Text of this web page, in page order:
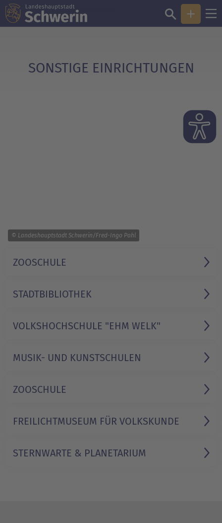
Sie sind hier: Sonstige Einrichtungen
SONSTIGE EINRICHTUNGEN
© Landeshauptstadt Schwerin/Fred-Ingo Pahl
ZOOSCHULE
STADT­BIBLIOTHEK
VOLKS­HOCHSCHULE "EHM WELK"
MUSIK- UND KUNST­SCHULEN
ZOOSCHULE
FREILICHT­MUSEUM FÜR VOLKSKUNDE
STERNWARTE & PLANETARIUM